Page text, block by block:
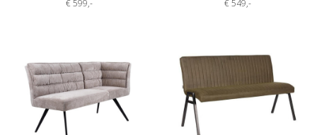
€ 599,- € 549,-